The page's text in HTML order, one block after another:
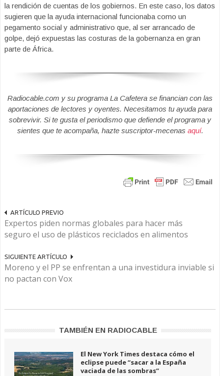
la rendición de cuentas de los gobiernos. En este caso, los datos
sugieren que la ayuda internacional funcionaba como un
pegamento social y administrativo que, al ser arrancado de
golpe, dejó expuestas las costuras de la gobernanza en gran
parte de África.
Radiocable.com y su programa La Cafetera se financian con las
aportaciones de lectores y oyentes. Necesitamos tu ayuda para
sobrevivir. Si te gusta el periodismo que defiende el programa y
sientes que te acompaña, hazte suscriptor-mecenas aquí.
ARTÍCULO PREVIO
Expertos piden normas globales para hacer más
seguro el uso de plásticos reciclados en alimentos
SIGUIENTE ARTÍCULO
Moreno y el PP se enfrentan a una investidura inviable si
no pactan con Vox
TAMBIÉN EN RADIOCABLE
El New York Times destaca cómo el
eclipse puede “sacar a la España
vaciada de las sombras”